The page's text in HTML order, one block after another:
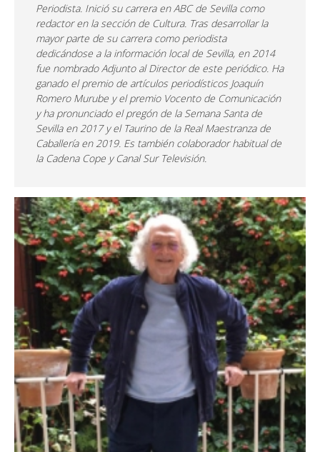
Periodista. Inició su carrera en ABC de Sevilla como
redactor en la sección de Cultura. Tras desarrollar la
mayor parte de su carrera como periodista
dedicándose a la información local de Sevilla, en 2014
fue nombrado Adjunto al Director de este periódico. Ha
ganado el premio de artículos periodísticos Joaquín
Romero Murube y el premio Vocento de Comunicación
y ha pronunciado el pregón de la Semana Santa de
Sevilla en 2017 y el Taurino de la Real Maestranza de
Caballería en 2019. Es también colaborador habitual de
la Cadena Cope y Canal Sur Televisión.